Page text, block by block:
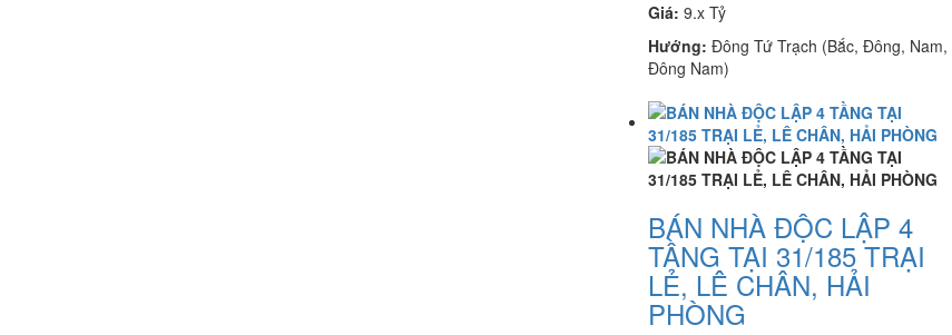
Giá: 9.x Tỷ
Hướng: Đông Tứ Trạch (Bắc, Đông, Nam,
Đông Nam)
BÁN NHÀ ĐỘC LẬP 4
TẦNG TẠI 31/185 TRẠI
LẺ, LÊ CHÂN, HẢI
PHÒNG